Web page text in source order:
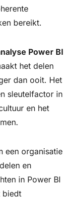
bereikt.
Power BI
het delen
dan ooit. Het
sleutelfactor in
en het
een organisatie
en
in Power BI
biedt